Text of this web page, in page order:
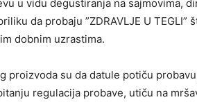
u vidu degustiranja na sajmovima,
da probaju ”ZDRAVLJE U TEGLI”
dobnim uzrastima.
proizvoda su da datule potiču
regulacija probave, utiču na